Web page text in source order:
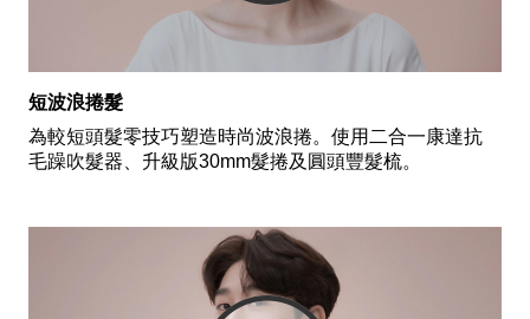
短波浪捲髮
為較短頭髮零技巧塑造時尚波浪捲。使用二合一康達抗
毛躁吹髮器、升級版30mm髮捲及圓頭豐髮梳。